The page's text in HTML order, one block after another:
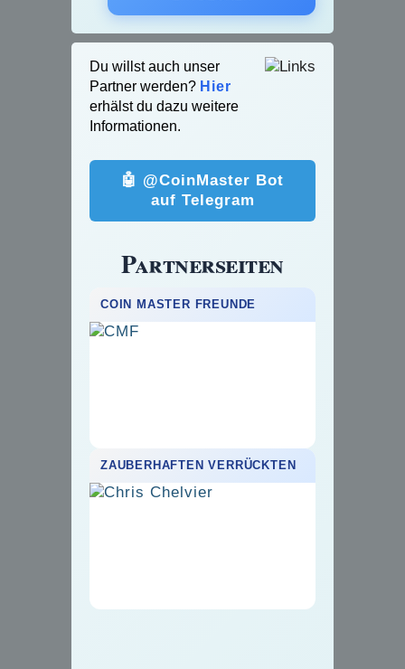
Du willst auch unser
Partner werden? Hier
erhälst du dazu weitere
Informationen.
🤖 @CoinMaster Bot
auf Telegram
Partnerseiten
COIN MASTER FREUNDE
ZAUBERHAFTEN VERRÜCKTEN